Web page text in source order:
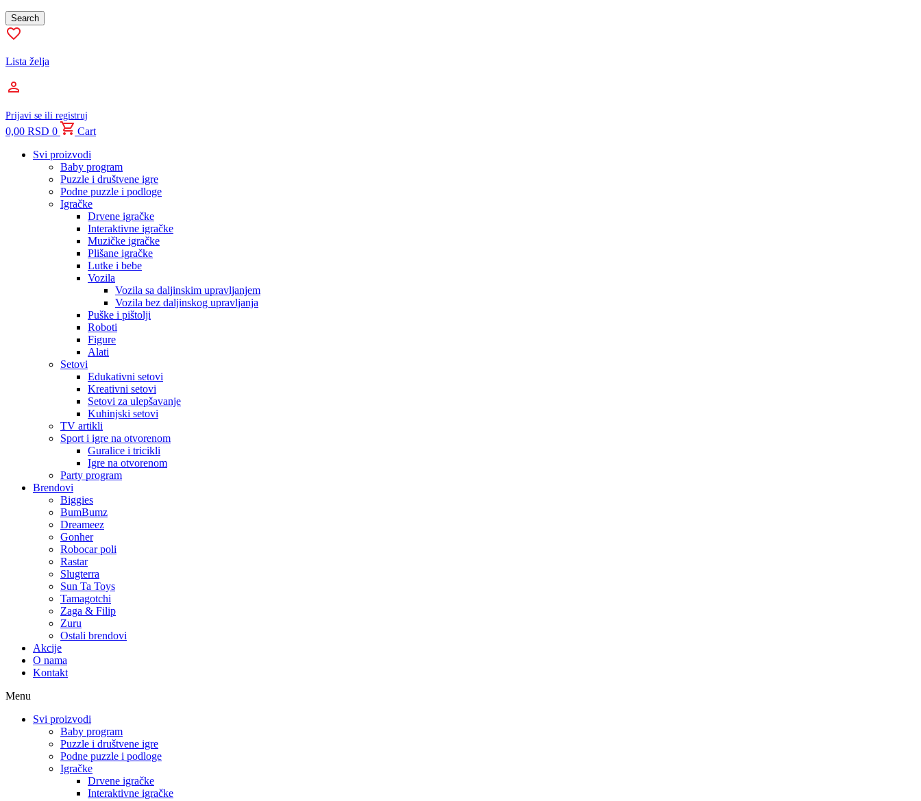
Search
Lista želja
Prijavi se ili registruj
0,00 RSD 0
Cart
Svi proizvodi
Baby program
Puzzle i društvene igre
Podne puzzle i podloge
Igračke
Drvene igračke
Interaktivne igračke
Muzičke igračke
Plišane igračke
Lutke i bebe
Vozila
Vozila sa daljinskim upravljanjem
Vozila bez daljinskog upravljanja
Puške i pištolji
Roboti
Figure
Alati
Setovi
Edukativni setovi
Kreativni setovi
Setovi za ulepšavanje
Kuhinjski setovi
TV artikli
Sport i igre na otvorenom
Guralice i tricikli
Igre na otvorenom
Party program
Brendovi
Biggies
BumBumz
Dreameez
Gonher
Robocar poli
Rastar
Slugterra
Sun Ta Toys
Tamagotchi
Zaga & Filip
Zuru
Ostali brendovi
Akcije
O nama
Kontakt
Menu
Svi proizvodi
Baby program
Puzzle i društvene igre
Podne puzzle i podloge
Igračke
Drvene igračke
Interaktivne igračke